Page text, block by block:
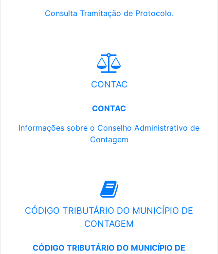
Consulta Tramitação de Protocolo.
CONTAC
CONTAC
Informações sobre o Conselho Administrativo de
Contagem
CÓDIGO TRIBUTÁRIO DO MUNICÍPIO DE
CONTAGEM
CÓDIGO TRIBUTÁRIO DO MUNICÍPIO DE